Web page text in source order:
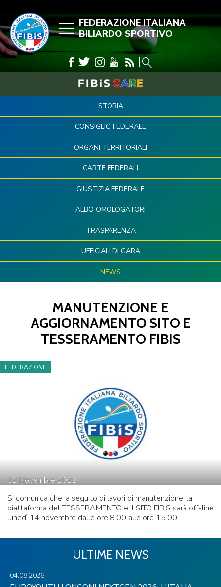
FEDERAZIONE ITALIANA
BILIARDO SPORTIVO
STORIA
CONSIGLIO FEDERALE
ORGANI TERRITORIALI
CARTE FEDERALI
GIUSTIZIA FEDERALE
ALBO OMOLOGATORI
TRASPARENZA
UFFICIALI DI GARA
NEWS
MANUTENZIONE E
AGGIORNAMENTO SITO E
TESSERAMENTO FIBIS
FEDERAZIONE
12Novembre2022
Si comunica che, a seguito di lavori di manutenzione, la
piattaforma del TESSERAMENTO e il SITO FIBiS sarà off-line
lunedì 14 novembre dalle ore 8.00 alle ore 15.00.
ULTIME NEWS
04.08.2026